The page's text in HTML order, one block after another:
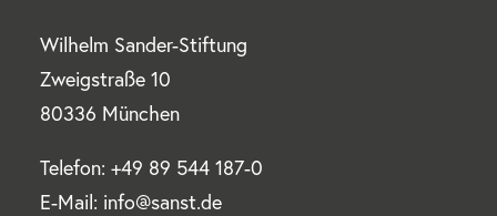
Wilhelm Sander-Stiftung
Zweigstraße 10
80336 München
Telefon: +49 89 544 187-0
E-Mail: info@sanst.de